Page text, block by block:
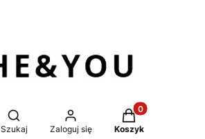
Otwórz wyszukiwarkę
Szukaj Zaloguj się
Produkty w
Koszyk